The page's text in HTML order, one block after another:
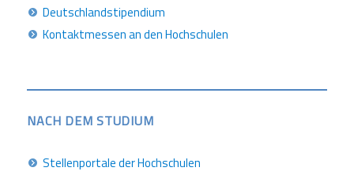
Deutschlandstipendium
Kontaktmessen an den Hochschulen
NACH DEM STUDIUM
Stellenportale der Hochschulen